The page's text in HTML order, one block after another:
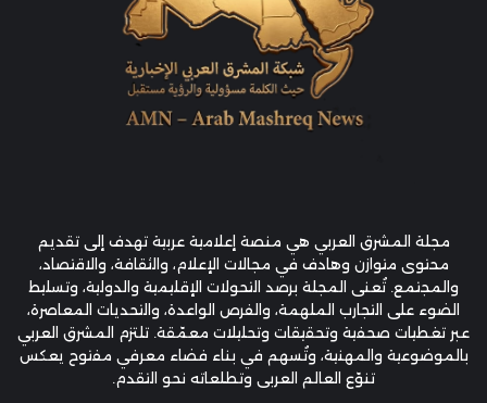
مجلة المشرق العربي هي منصة إعلامية عربية تهدف إلى تقديم
محتوى متوازن وهادف في مجالات الإعلام، والثقافة، والاقتصاد،
والمجتمع. تُعنى المجلة برصد التحولات الإقليمية والدولية، وتسليط
الضوء على التجارب الملهمة، والفرص الواعدة، والتحديات المعاصرة،
عبر تغطيات صحفية وتحقيقات وتحليلات معمّقة. تلتزم المشرق العربي
بالموضوعية والمهنية، وتُسهم في بناء فضاء معرفي مفتوح يعكس
تنوّع العالم العربي وتطلعاته نحو التقدم.